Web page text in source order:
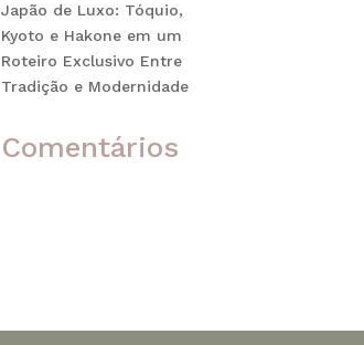
Japão de Luxo: Tóquio,
Kyoto e Hakone em um
Roteiro Exclusivo Entre
Tradição e Modernidade
Comentários